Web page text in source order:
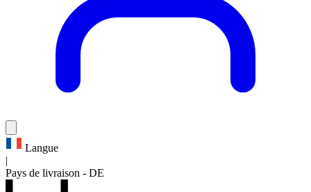
Langue
|
Pays de livraison - DE